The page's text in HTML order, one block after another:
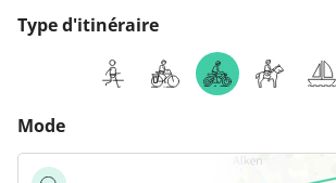
Type d'itinéraire
Mode